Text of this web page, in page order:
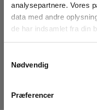
analysepartnere. Vores
data med andre
de har indsamlet fra din
Nødvendig
Præferencer
Tekniske Data
Tangvidde